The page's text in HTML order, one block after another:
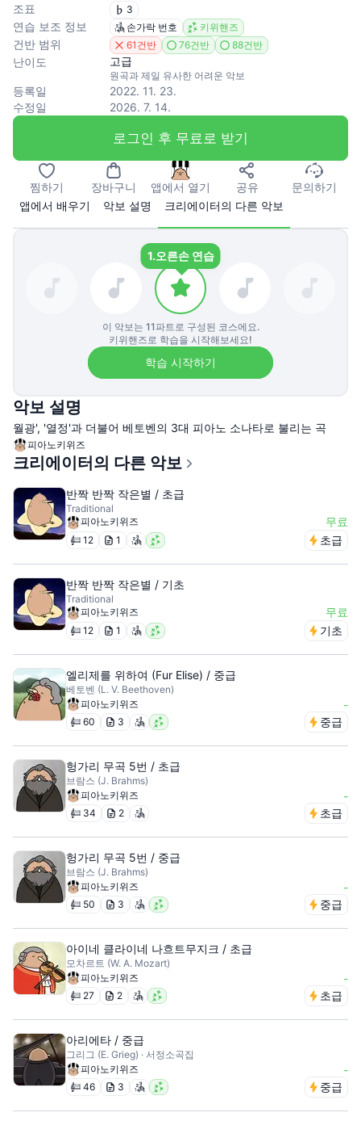
조표
3
연습 보조 정보 손가락 번호 키위핸즈
건반 범위 61건반 76건반 88건반
난이도 고급
원곡과 제일 유사한 어려운 악보
등록일
2022. 11. 23.
수정일
2026. 7. 14.
로그인 후 무료로 받기
찜하기 장바구니 앱에서 열기 공유
문의하기
앱에서 배우기
악보 설명 크리에이터의 다른 악보
1.오른손 연습
이 악보는 11파트로 구성된 코스에요.
키위핸즈로 학습을 시작해보세요!
학습 시작하기
악보 설명
월광', '열정'과 더불어 베토벤의 3대 피아노 소나타로 불리는 곡
피아노키위즈
크리에이터의 다른 악보
반짝 반짝 작은별 / 초급
Traditional
피아노키위즈
무료
12 1 초급
반짝 반짝 작은별 / 기초
Traditional
피아노키위즈
무료
12 1 기초
엘리제를 위하여 (Fur Elise) / 중급
베토벤 (L. V. Beethoven)
피아노키위즈
-
60 3 중급
헝가리 무곡 5번 / 초급
브람스 (J. Brahms)
피아노키위즈
-
34 2 초급
헝가리 무곡 5번 / 중급
브람스 (J. Brahms)
피아노키위즈
-
50 3 중급
아이네 클라이네 나흐트무지크 / 초급
모차르트 (W. A. Mozart)
피아노키위즈
-
27 2 초급
아리에타 / 중급
그리그 (E. Grieg) · 서정소곡집
피아노키위즈
-
46 3 중급